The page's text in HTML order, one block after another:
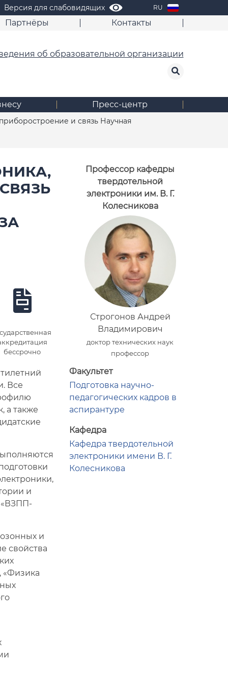
Версия для слабовидящих RU
Партнёры Контакты
об образовательной организации
Пресс-центр
и связь Научная
Профессор кафедры
твердотельной
электроники им. В. Г.
Колесникова
Строгонов Андрей
Владимирович
доктор технических наук
профессор
Факультет
Подготовка научно-
педагогических кадров в
аспирантуре
Кафедра
Кафедра твердотельной
электроники имени В. Г.
Колесникова
бессрочно
Все
а также
и
«ВЗПП-
и
свойства
«Физика